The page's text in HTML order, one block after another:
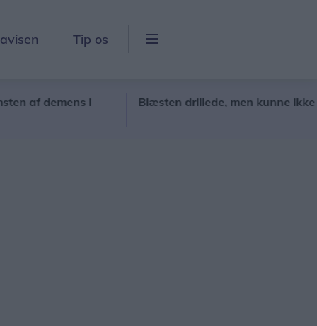
Tip os
i
Blæsten drillede, men kunne ikke